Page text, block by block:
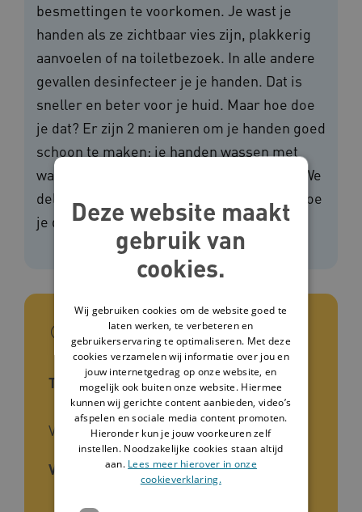
besmettingen te voorkomen. Je wast je
handen als ze zichtbaar vies zijn, plakkerig
aanvoelen of na toiletbezoek. In alle andere
gevallen desinfecteer je je handen. Dat is
sneller en beter voor je huid. Maar hoe doe
je dat? Er zijn 2 manieren om je handen goed
schoon te maken: je handen wassen met
water en zeep of handalcohol gebruiken. We
delen op deze pagina 2 instructievideo's hoe
je dit goed doet.
In het kort
Type tool
Video
Voor wie
Deze website maakt
gebruik van
cookies.
Wij gebruiken cookies om de website goed te
laten werken, te verbeteren en
gebruikerservaring te optimaliseren. Met deze
cookies verzamelen wij informatie over jou en
jouw internetgedrag op onze website, en
mogelijk ook buiten onze website. Hiermee
kunnen wij gerichte content aanbieden, video’s
afspelen en sociale media content promoten.
Hieronder kun je jouw voorkeuren zelf
instellen. Noodzakelijke cookies staan altijd
aan. Lees meer hierover in onze
cookieverklaring.